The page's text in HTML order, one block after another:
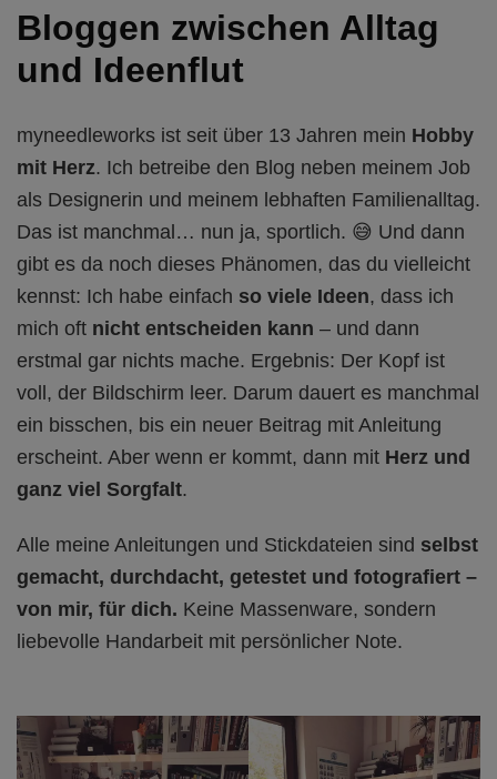
Bloggen zwischen Alltag
und Ideenflut
myneedleworks ist seit über 13 Jahren mein Hobby
mit Herz. Ich betreibe den Blog neben meinem Job
als Designerin und meinem lebhaften Familienalltag.
Das ist manchmal… nun ja, sportlich. 😅 Und dann
gibt es da noch dieses Phänomen, das du vielleicht
kennst: Ich habe einfach so viele Ideen, dass ich
mich oft nicht entscheiden kann – und dann
erstmal gar nichts mache. Ergebnis: Der Kopf ist
voll, der Bildschirm leer. Darum dauert es manchmal
ein bisschen, bis ein neuer Beitrag mit Anleitung
erscheint. Aber wenn er kommt, dann mit Herz und
ganz viel Sorgfalt.
Alle meine Anleitungen und Stickdateien sind selbst
gemacht, durchdacht, getestet und fotografiert –
von mir, für dich. Keine Massenware, sondern
liebevolle Handarbeit mit persönlicher Note.